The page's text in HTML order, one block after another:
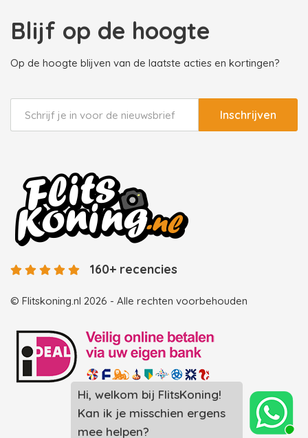
Blijf op de hoogte
Op de hoogte blijven van de laatste acties en kortingen?
Inschrijven
© Flitskoning.nl 2026 - Alle rechten voorbehouden
160+ recencies
Landingspagina overzicht photobooths
Landingspagina overzicht videobooths
Photobooth huren in Spijkenisse